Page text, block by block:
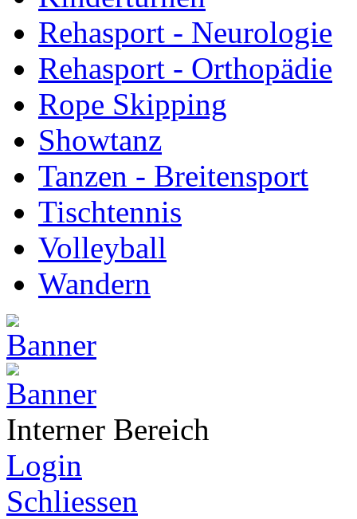
Rehasport - Neurologie
Rehasport - Orthopädie
Rope Skipping
Showtanz
Tanzen - Breitensport
Tischtennis
Volleyball
Wandern
Interner Bereich
Login
Schliessen